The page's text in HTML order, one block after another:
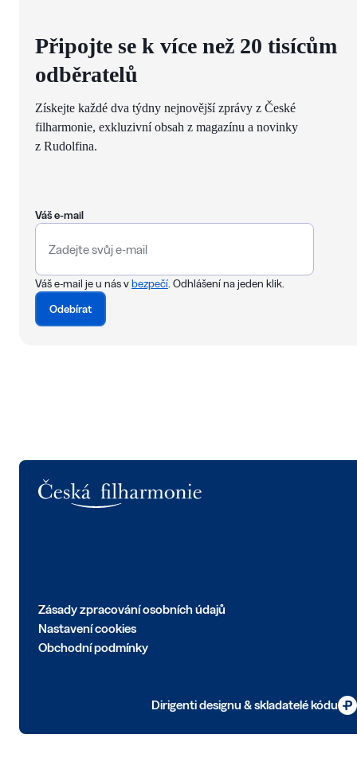
Připojte se k více než 20 tisícům
odběratelů
Získejte každé dva týdny nejnovější zprávy z České
filharmonie, exkluzivní obsah z magazínu a novinky
z Rudolfina.
Váš e-mail
Váš e-mail je u nás vbezpečí. Odhlášení na jeden klik.
Odebírat
Zásady zpracování osobních údajů
Nastavení cookies
Obchodní podmínky
Dirigenti designu & skladatelé kódu